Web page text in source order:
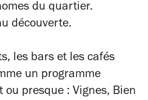
du quartier.
découverte.
les bars et les cafés
un programme
ou presque : Vignes, Bien